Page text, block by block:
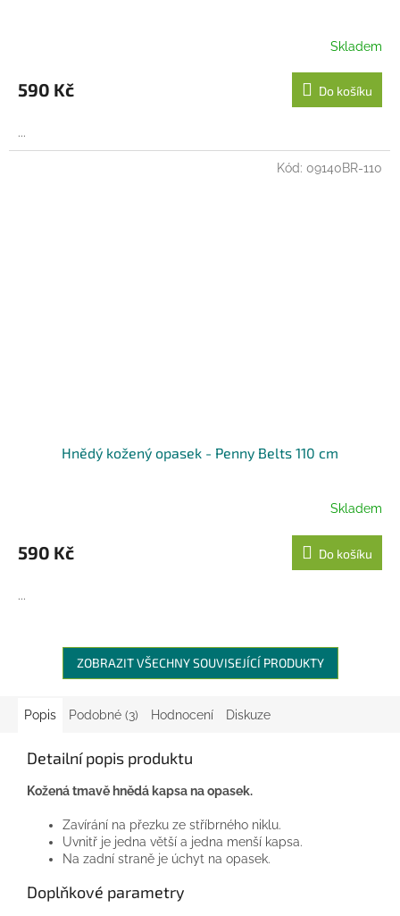
Skladem
590 Kč Do košíku
...
Hnědý kožený opasek - Penny Belts 110 cm
Skladem
590 Kč Do košíku
...
Kód: 09140BR-110
ZOBRAZIT VŠECHNY SOUVISEJÍCÍ PRODUKTY
Popis Podobné (3) Hodnocení Diskuze
Detailní popis produktu
Kožená tmavě hnědá kapsa na opasek.
Zavírání na přezku ze stříbrného niklu.
Uvnitř je jedna větší a jedna menší kapsa.
Na zadní straně je úchyt na opasek.
Doplňkové parametry